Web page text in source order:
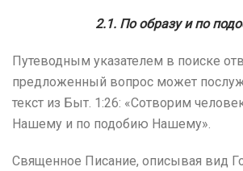
2.1. По образу и по
Путеводным указателем в поиске
предложенный вопрос может
текст из Быт. 1:26: «Сотворим
Нашему и по подобию Нашему».
Священное Писание, описывая вид